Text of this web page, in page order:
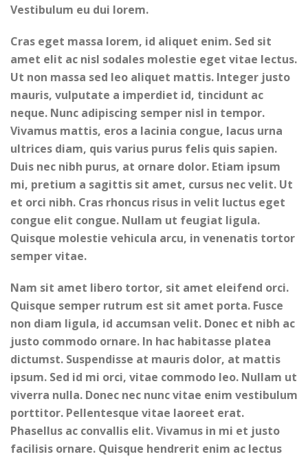
Vestibulum eu dui lorem.
Cras eget massa lorem, id aliquet enim. Sed sit
amet elit ac nisl sodales molestie eget vitae lectus.
Ut non massa sed leo aliquet mattis. Integer justo
mauris, vulputate a imperdiet id, tincidunt ac
neque. Nunc adipiscing semper nisl in tempor.
Vivamus mattis, eros a lacinia congue, lacus urna
ultrices diam, quis varius purus felis quis sapien.
Duis nec nibh purus, at ornare dolor. Etiam ipsum
mi, pretium a sagittis sit amet, cursus nec velit. Ut
et orci nibh. Cras rhoncus risus in velit luctus eget
congue elit congue. Nullam ut feugiat ligula.
Quisque molestie vehicula arcu, in venenatis tortor
semper vitae.
Nam sit amet libero tortor, sit amet eleifend orci.
Quisque semper rutrum est sit amet porta. Fusce
non diam ligula, id accumsan velit. Donec et nibh ac
justo commodo ornare. In hac habitasse platea
dictumst. Suspendisse at mauris dolor, at mattis
ipsum. Sed id mi orci, vitae commodo leo. Nullam ut
viverra nulla. Donec nec nunc vitae enim vestibulum
porttitor. Pellentesque vitae laoreet erat.
Phasellus ac convallis elit. Vivamus in mi et justo
facilisis ornare. Quisque hendrerit enim ac lectus